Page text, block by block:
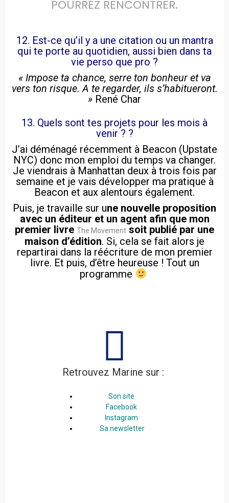
12. Est-ce qu’il y a une citation ou un mantra
qui te porte au quotidien, aussi bien dans ta
vie perso que pro ?
« Impose ta chance, serre ton bonheur et va
vers ton risque. A te regarder, ils s’habitueront.
» René Char
13. Quels sont tes projets pour les mois à
venir ? ?
J’ai déménagé récemment à Beacon (Upstate
NYC) donc mon emploi du temps va changer.
Je viendrais à Manhattan deux à trois fois par
semaine et je vais développer ma pratique à
Beacon et aux alentours également.
Puis, je travaille sur une nouvelle proposition
avec un éditeur et un agent afin que mon
premier livre The Movement soit publié par une
maison d’édition. Si, cela se fait alors je
repartirai dans la réécriture de mon premier
livre. Et puis, d’être heureuse ! Tout un
programme
Retrouvez Marine sur :
Son site
Facebook
Instagram
Sa newsletter